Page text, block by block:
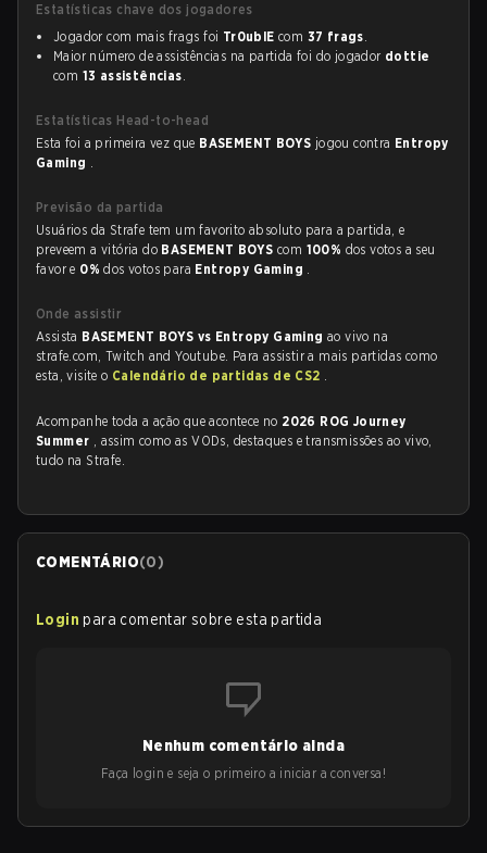
Estatísticas chave dos jogadores
Jogador com mais frags foi Tr0ublE com 37 frags.
Maior número de assistências na partida foi do jogador dottie
com 13 assistências.
Estatísticas Head-to-head
Esta foi a primeira vez que BASEMENT BOYS jogou contra Entropy
Gaming .
Previsão da partida
Usuários da Strafe tem um favorito absoluto para a partida, e
preveem a vitória do BASEMENT BOYScom 100% dos votos a seu
favor e 0%dos votos para Entropy Gaming .
Onde assistir
Assista BASEMENT BOYS vs Entropy Gamingao vivo na
strafe.com, Twitch and Youtube. Para assistir a mais partidas como
esta, visite o Calendário de partidas de CS2 .
Acompanhe toda a ação que acontece no 2026 ROG Journey
Summer , assim como as VODs, destaques e transmissões ao vivo,
tudo na Strafe.
COMENTÁRIO(0)
Login para comentar sobre esta partida
Nenhum comentário ainda
Faça login e seja o primeiro a iniciar a conversa!